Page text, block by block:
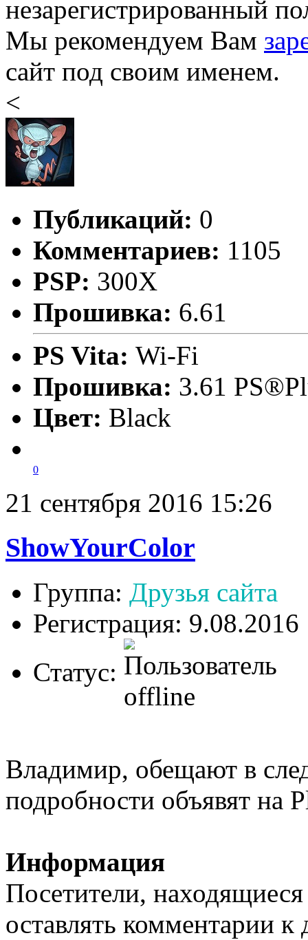
незарегистрированный
Мы рекомендуем Вам
сайт под своим именем.
<
Публикаций: 0
Комментариев: 1105
PSP: 300X
Прошивка: 6.61
PS Vita: Wi-Fi
Прошивка: 3.61
Цвет: Black
0
21 сентября 2016 15:26
ShowYourColor
Группа: Друзья сайта
Регистрация: 9.08.2016
Статус:
Владимир, обещают в
подробности объявят на
Информация
Посетители,
оставлять комментарии